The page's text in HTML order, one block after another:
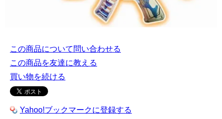
この商品について問い合わせる
この商品を友達に教える
買い物を続ける
Yahoo!ブックマークに登録する